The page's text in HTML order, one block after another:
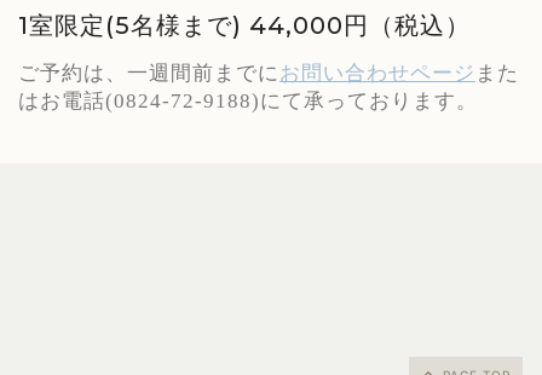
1室限定(5名様まで) 44,000円（税込）
ご予約は、一週間前までにお問い合わせページ また
はお電話(0824-72-9188)にて承っております。